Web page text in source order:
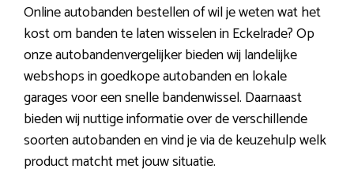
Online autobanden bestellen of wil je weten wat het
kost om banden te laten wisselen in Eckelrade? Op
onze autobandenvergelijker bieden wij landelijke
webshops in goedkope autobanden en lokale
garages voor een snelle bandenwissel. Daarnaast
bieden wij nuttige informatie over de verschillende
soorten autobanden en vind je via de keuzehulp welk
product matcht met jouw situatie.